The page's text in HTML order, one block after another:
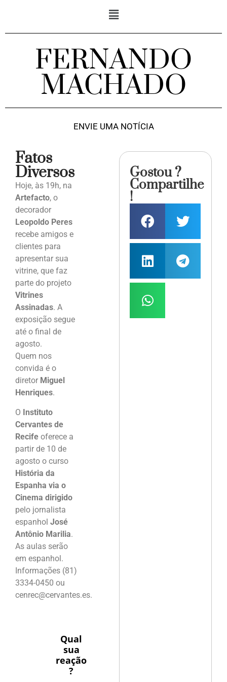
FERNANDO
MACHADO
ENVIE UMA NOTÍCIA
Fatos
Diversos
Hoje, às 19h, na
Artefacto, o
decorador
Leopoldo Peres
recebe amigos e
clientes para
apresentar sua
vitrine, que faz
parte do projeto
Vitrines
Assinadas. A
exposição segue
até o final de
agosto.
Quem nos
convida é o
diretor Miguel
Henriques.
O Instituto
Cervantes de
Recife oferece a
partir de 10 de
agosto o curso
História da
Espanha via o
Cinema dirigido
pelo jornalista
espanhol José
Antônio Marilia.
As aulas serão
em espanhol.
Informações (81)
3334-0450 ou
cenrec@cervantes.es.
Qual
sua
reação
?
Gostou ?
Compartilhe
!